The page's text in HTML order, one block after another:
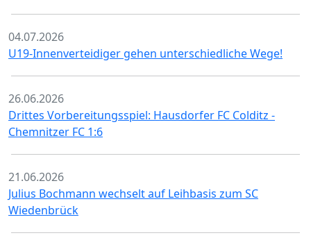
04.07.2026
U19-Innenverteidiger gehen unterschiedliche Wege!
26.06.2026
Drittes Vorbereitungsspiel: Hausdorfer FC Colditz -
Chemnitzer FC 1:6
21.06.2026
Julius Bochmann wechselt auf Leihbasis zum SC
Wiedenbrück